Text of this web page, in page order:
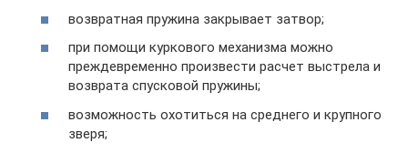
возвратная пружина закрывает затвор;
при помощи куркового механизма можно
преждевременно произвести расчет выстрела и
возврата спусковой пружины;
возможность охотиться на среднего и крупного
зверя;